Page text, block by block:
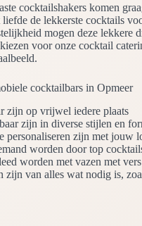
cocktailshakers komen
liefde de lekkerste cocktails
mogen deze lekkere
voor onze cocktail
cocktailbars in Opmeer
zijn op vrijwel iedere plaats
zijn in diverse stijlen en
personaliseren zijn met jouw
worden door top
worden met vazen met
zijn van alles wat nodig is,